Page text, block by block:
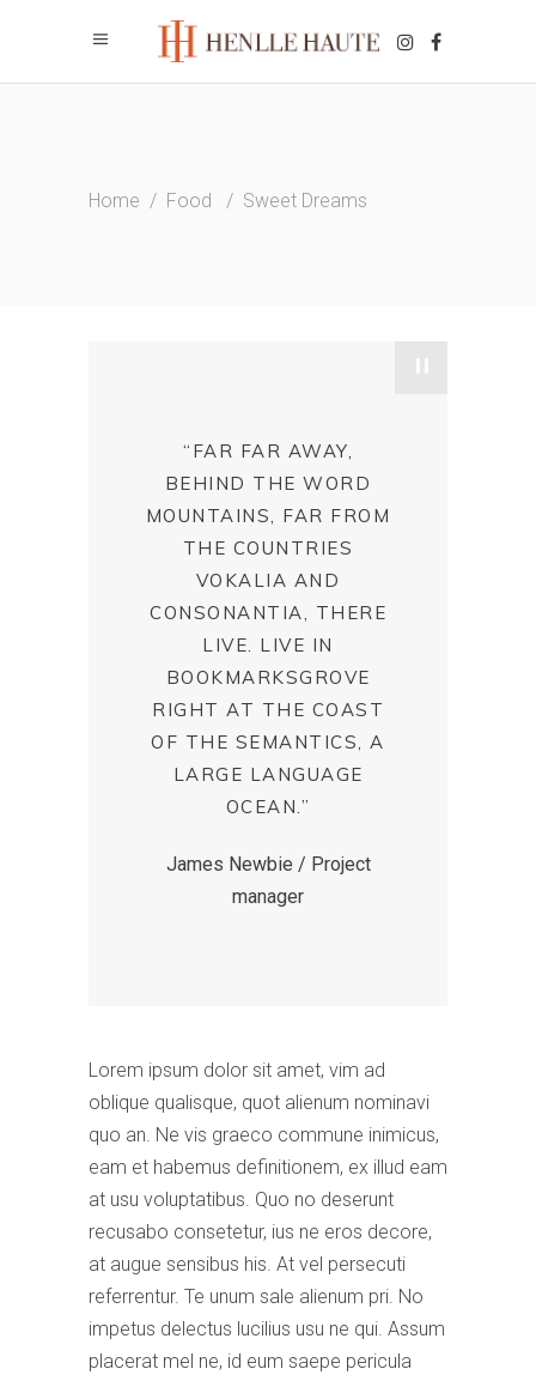
Home / Food / Sweet Dreams
"
“FAR FAR AWAY,
BEHIND THE WORD
MOUNTAINS, FAR FROM
THE COUNTRIES
VOKALIA AND
CONSONANTIA, THERE
LIVE. LIVE IN
BOOKMARKSGROVE
RIGHT AT THE COAST
OF THE SEMANTICS, A
LARGE LANGUAGE
OCEAN.”
James Newbie / Project
manager
Lorem ipsum dolor sit amet, vim ad
oblique qualisque, quot alienum nominavi
quo an. Ne vis graeco commune inimicus,
eam et habemus definitionem, ex illud eam
at usu voluptatibus. Quo no deserunt
recusabo consetetur, ius ne eros decore,
at augue sensibus his. At vel persecuti
referrentur. Te unum sale alienum pri. No
impetus delectus lucilius usu ne qui. Assum
placerat mel ne, id eum saepe pericula